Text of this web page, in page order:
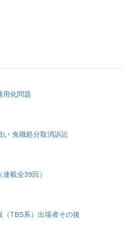
用化問題
い 免職処分取消訴訟
載全39回）
（TBS系）出場者その後